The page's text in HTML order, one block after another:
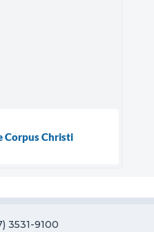
Corpus Christi
3531-9100